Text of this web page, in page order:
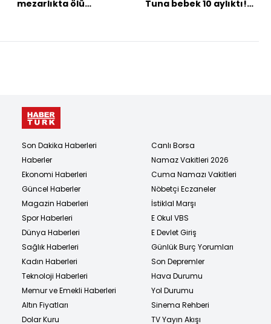
mezarlıkta ölü
Tuna bebek 10 aylıktı!
Son Dakika Haberleri
Haberler
Ekonomi Haberleri
Güncel Haberler
Magazin Haberleri
Spor Haberleri
Dünya Haberleri
Sağlık Haberleri
Kadın Haberleri
Teknoloji Haberleri
Memur ve Emekli Haberleri
Altın Fiyatları
Dolar Kuru
Canlı Borsa
Namaz Vakitleri 2026
Cuma Namazı Vakitleri
Nöbetçi Eczaneler
İstiklal Marşı
E Okul VBS
E Devlet Giriş
Günlük Burç Yorumları
Son Depremler
Hava Durumu
Yol Durumu
Sinema Rehberi
TV Yayın Akışı